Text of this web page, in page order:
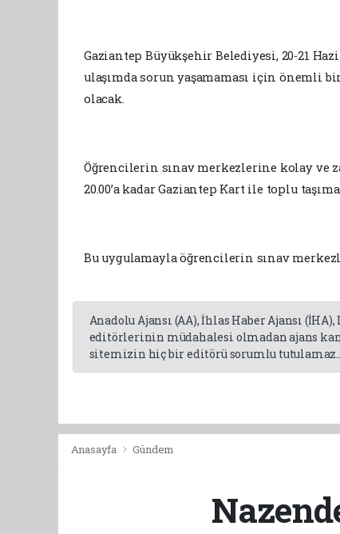
Gaziantep Büyükşehir Belediyesi, 20-21
ulaşımda sorun yaşamaması için önemli
olacak.
Öğrencilerin sınav merkezlerine kolay ve
20.00’a kadar Gaziantep Kart ile toplu
Bu uygulamayla öğrencilerin sınav
Anadolu Ajansı (AA), İhlas Haber Ajansı
editörlerinin müdahalesi olmadan ajans
sitemizin hiç bir editörü sorumlu
Anasayfa Gündem